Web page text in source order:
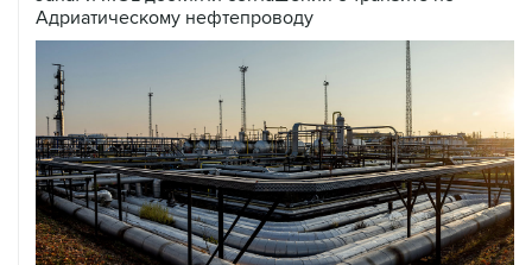
Адриатическому нефтепроводу